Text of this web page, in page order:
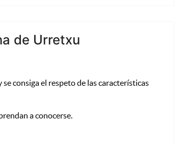
de Urretxu
consiga el respeto de las características
a conocerse.